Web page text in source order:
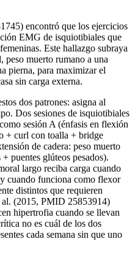
encontró que los ejercicios
EMG de isquiotibiales que
Este hallazgo subraya
peso muerto rumano a una
pierna, para maximizar el
sin carga externa.
dos patrones: asigna al
Dos sesiones de isquiotibiales
sesión A (énfasis en flexión
+ curl con toalla + bridge
de cadera: peso muerto
puentes glúteos pesados).
largo reciba carga cuando
cuando funciona como flexor
distintos que requieren
al. (2015, PMID 25853914)
hipertrofia cuando se llevan
no es cuál de los dos
cada semana sin que uno